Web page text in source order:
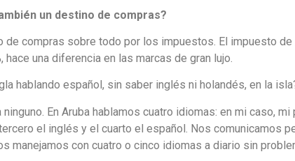
un destino de compras?
de compras sobre todo por los impuestos. El impuesto
hace una diferencia en las marcas de gran lujo.
hablando español, sin saber inglés ni holandés, en la
ninguno. En Aruba hablamos cuatro idiomas: en mi caso,
el inglés y el cuarto el español. Nos comunicamos
manejamos con cuatro o cinco idiomas a diario sin